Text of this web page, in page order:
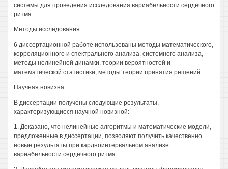
системы для проведения исследования вариабельности сердечного
ритма.
Методы исследования
6 диссертационной работе использованы методы математического,
корреляционного и спектрального анализа, системного анализа,
методы нелинейной динамки, теории вероятностей и
математической статистики, методы теории принятия решений.
Научная новизна
В диссертации получены следующие результаты,
характеризующиеся научной новизной:
1. Доказано, что нелинейные алгоритмы и математические модели,
предложенные в диссертации, позволяют получить качественно
новые результаты при кардноинтервальном анализе
вариабельности сердечного ритма.